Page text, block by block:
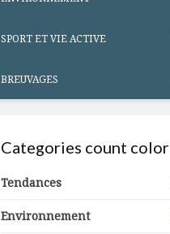
SPORT ET VIE ACTIVE
BREUVAGES
Categories count color
Tendances
Environnement